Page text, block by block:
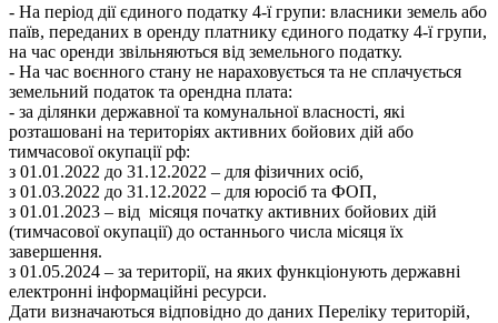
- На період дії єдиного податку 4-ї групи: власники земель або
паїв, переданих в оренду платнику єдиного податку 4-ї групи,
на час оренди звільняються від земельного податку.
- На час воєнного стану не нараховується та не сплачується
земельний податок та орендна плата:
- за ділянки державної та комунальної власності, які
розташовані на територіях активних бойових дій або
тимчасової окупації рф:
з 01.01.2022 до 31.12.2022 – для фізичних осіб,
з 01.03.2022 до 31.12.2022 – для юросіб та ФОП,
з 01.01.2023 – від місяця початку активних бойових дій
(тимчасової окупації) до останнього числа місяця їх
завершення.
з 01.05.2024 – за території, на яких функціонують державні
електронні інформаційні ресурси.
Дати визначаються відповідно до даних Переліку територій,